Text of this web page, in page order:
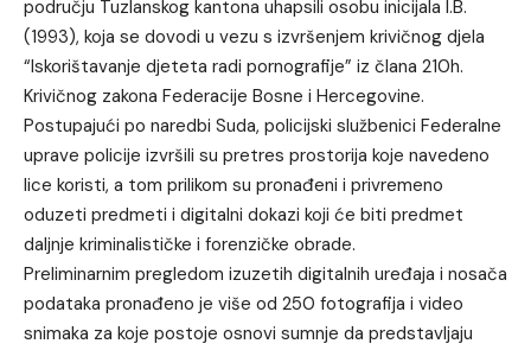
području Tuzlanskog kantona uhapsili osobu inicijala I.B.
(1993), koja se dovodi u vezu s izvršenjem krivičnog djela
“Iskorištavanje djeteta radi pornografije” iz člana 210h.
Krivičnog zakona Federacije Bosne i Hercegovine.
Postupajući po naredbi Suda, policijski službenici Federalne
uprave policije izvršili su pretres prostorija koje navedeno
lice koristi, a tom prilikom su pronađeni i privremeno
oduzeti predmeti i digitalni dokazi koji će biti predmet
daljnje kriminalističke i forenzičke obrade.
Preliminarnim pregledom izuzetih digitalnih uređaja i nosača
podataka pronađeno je više od 250 fotografija i video
snimaka za koje postoje osnovi sumnje da predstavljaju